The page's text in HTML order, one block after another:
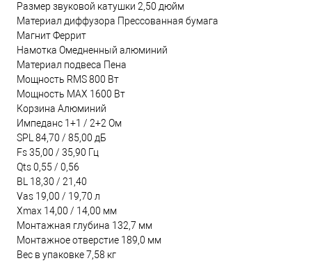
Размер звуковой катушки 2,50 дюйм
Материал диффузора Прессованная бумага
Магнит Феррит
Намотка Омедненный алюминий
Материал подвеса Пена
Мощность RMS 800 Вт
Мощность MAX 1600 Вт
Корзина Алюминий
Импеданс 1+1 / 2+2 Ом
SPL 84,70 / 85,00 дБ
Fs 35,00 / 35,90 Гц
Qts 0,55 / 0,56
BL 18,30 / 21,40
Vas 19,00 / 19,70 л
Xmax 14,00 / 14,00 мм
Монтажная глубина 132,7 мм
Монтажное отверстие 189,0 мм
Вес в упаковке 7,58 кг